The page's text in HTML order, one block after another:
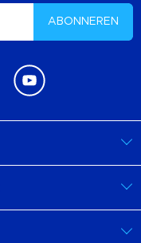
ABONNEREN